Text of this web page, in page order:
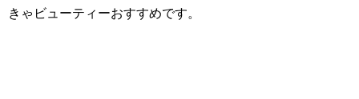
きゃビューティーおすすめです。